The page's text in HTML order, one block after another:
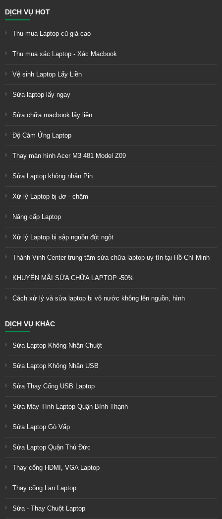
DỊCH VỤ HOT
Thu mua Laptop cũ giá cao
Thu mua xác Laptop - Xác Macbook
Vệ sinh Laptop Lấy Liền
Sửa laptop lấy ngay
Sửa chữa macbook lấy liền
Độ Cảm Ứng Laptop
Thay màn hình Acer M3 481 Model Z09
Sửa Laptop không nhận Pin
Xử lý Laptop bị đơ - chậm
Nâng cấp Laptop
Xử lý Laptop bị sập nguồn đột ngột
Thành Vinh Center trung tâm sửa chữa laptop uy tín tại Hồ Chí Minh
KHUYẾN MÃI SỬA CHỮA LAPTOP -50%
Cách xử lý và sửa laptop bị vô nước không lên nguồn, hình
DỊCH VỤ KHÁC
Sửa Laptop Không Nhận Chuột
Sửa Laptop Không Nhận USB
Sửa Thay Cổng USB Laptop
Sửa Máy Tính Laptop Quận Bình Thạnh
Sửa Laptop Gò Vấp
Sửa Laptop Quận Thủ Đức
Thay cổng HDMI, VGA Laptop
Thay cổng Lan Laptop
Sửa - Thay Chuột Laptop